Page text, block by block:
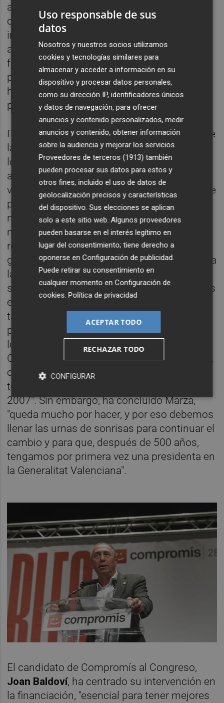
administración en quiebra, con pufos en
cada cajón y infrafinanciada, pero en 2015
iniciamos un cambio y nos hemos
arremangado estos cuatro años para poner
freno a la urgencia, para poner a las
personas en el centro de la política. Sí,
hemos hecho mucho, pero queda mucho
por hacer".
Por eso, añade Marzà, "cuando vengan los de
las banderas, los que van a caballo, los de
los hologramas, debemos recordar que
antes se robaba a manos llenas. Cuando
vengan con banderas para ocultar su falta de
propuestas, debemos hablar de la gente, de
nuestros vecinos y vecinas y de cómo ha
mejorado su vida estos cuatro años. Les
recordáis a los enfermos de Hepatitis C que
gracias al Botànic han recibido tratamiento; a
las familias que ya no pasan vergüenza en
septiembre porque tienen Xarxa Llibres; a los
estudiantes de la UJI que pagan menos
tasas y acceden a más becas; las 2.000
plazas gratuitas de 2-3 años en Castelló, o
los 8.658 beneficiarios de la dependencia en
Castelló en 2019, frente a los 4.614 de 2015,
o a quienes han encontrado trabajo, ya que
tenemos la tasa más baja de paro desde
2007". Sin embargo, ha concluido Marzà,
"queda mucho por hacer, y por eso debemos
llenar las urnas de sonrisas para continuar el
cambio y para que, después de 500 años,
tengamos por primera vez una presidenta en
la Generalitat Valenciana".
El candidato de Compromís al Congreso,
Joan Baldoví, ha centrado su intervención en
la financiación, "esencial para tener mejores
Uso responsable de sus
datos
Nosotros y nuestros socios utilizamos
cookies y tecnologías similares para
almacenar y acceder a información en su
dispositivo y procesar datos personales,
como su dirección IP, identificadores únicos
y datos de navegación, para ofrecer
anuncios y contenido personalizados, medir
anuncios y contenido, obtener información
sobre la audiencia y mejorar los servicios.
Proveedores de terceros (1913) también
pueden procesar sus datos para estos y
otros fines, incluido el uso de datos de
geolocalización precisos y características
del dispositivo. Sus elecciones se aplican
solo a este sitio web. Algunos proveedores
pueden basarse en el interés legítimo en
lugar del consentimiento; tiene derecho a
oponerse enConfiguración de publicidad
Puede retirar su consentimiento en
cualquier momento enConfiguración de
cookies .Política de privacidad
ACEPTAR TODO
RECHAZAR TODO
CONFIGURAR